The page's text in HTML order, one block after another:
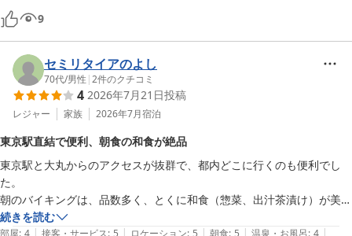
9
セミリタイアのよし
70代/男性 |2件のクチコミ
4 2026年7月21日投稿
レジャー 家族 2026年7月宿泊
東京駅直結で便利、朝食の和食が絶品
東京駅と大丸からのアクセスが抜群で、都内どこに行くのも便利でし
た。
朝のバイキングは、品数多く、とくに和食（惣菜、出汁茶漬け）が美味
しかったです。
続きを読む
部屋: 4 | 接客・サービス: 5 | ロケーション: 5 | 朝食: 5 | 温泉・お風呂: 4 |